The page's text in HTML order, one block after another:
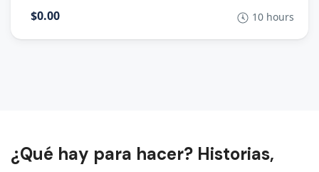
$0.00 10 hours
¿Qué hay para hacer? Historias,